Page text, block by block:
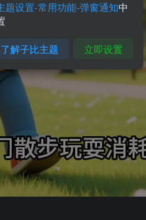
题设置-常用功能-弹窗通知中
了解子比主题 立即设置